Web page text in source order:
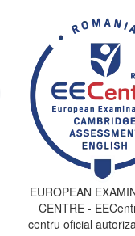
EUROPEAN
CENTRE -
centru oficial